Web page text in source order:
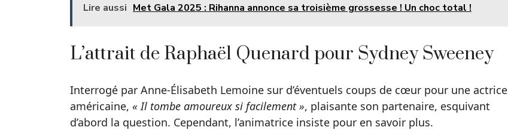
Lire aussi Met Gala 2025 : Rihanna annonce sa troisième grossesse ! Un choc total !
L’attrait de Raphaël Quenard pour Sydney Sweeney
Interrogé par Anne-Élisabeth Lemoine sur d’éventuels coups de cœur pour une actrice
américaine, « Il tombe amoureux si facilement », plaisante son partenaire, esquivant
d’abord la question. Cependant, l’animatrice insiste pour en savoir plus.